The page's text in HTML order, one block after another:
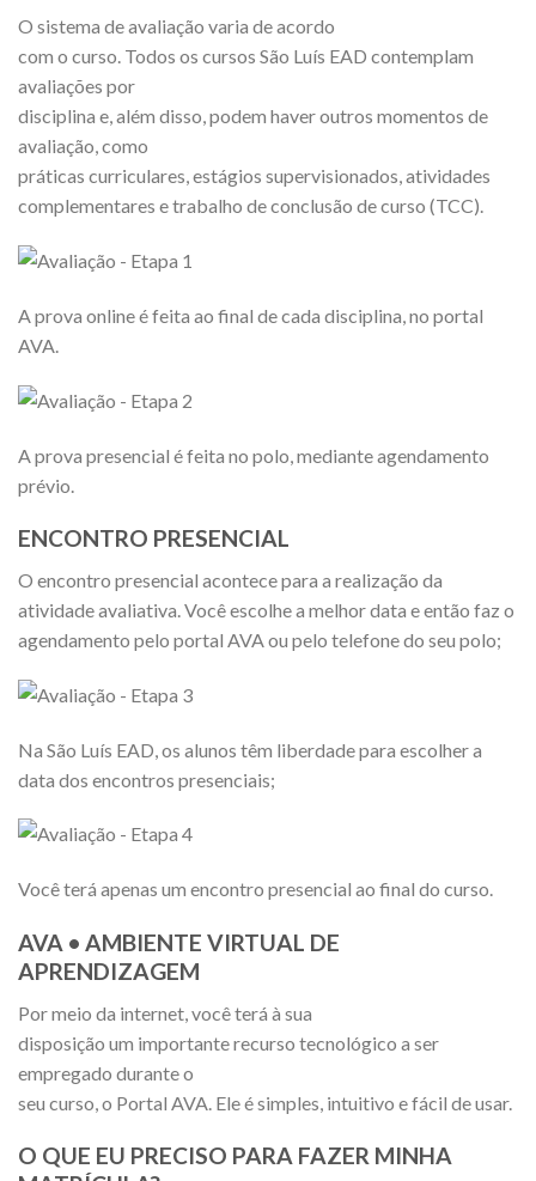
O sistema de avaliação varia de acordo
com o curso. Todos os cursos São Luís EAD contemplam
avaliações por
disciplina e, além disso, podem haver outros momentos de
avaliação, como
práticas curriculares, estágios supervisionados, atividades
complementares e trabalho de conclusão de curso (TCC).
A prova online é feita ao final de cada disciplina, no portal
AVA.
A prova presencial é feita no polo, mediante agendamento
prévio.
ENCONTRO PRESENCIAL
O encontro presencial acontece para a realização da
atividade avaliativa. Você escolhe a melhor data e então faz o
agendamento pelo portal AVA ou pelo telefone do seu polo;
Na São Luís EAD, os alunos têm liberdade para escolher a
data dos encontros presenciais;
Você terá apenas um encontro presencial ao final do curso.
AVA • AMBIENTE VIRTUAL DE
APRENDIZAGEM
Por meio da internet, você terá à sua
disposição um importante recurso tecnológico a ser
empregado durante o
seu curso, o Portal AVA. Ele é simples, intuitivo e fácil de usar.
O QUE EU PRECISO PARA FAZER MINHA